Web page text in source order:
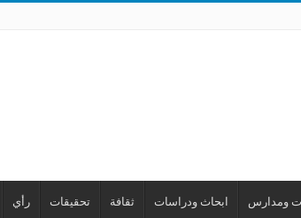
ومدارس ابحاث ودراسات ثقافة تحقيقات رأي